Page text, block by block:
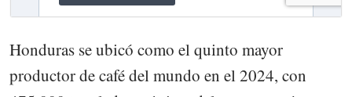
Honduras se ubicó como el quinto mayor
productor de café del mundo en el 2024, con